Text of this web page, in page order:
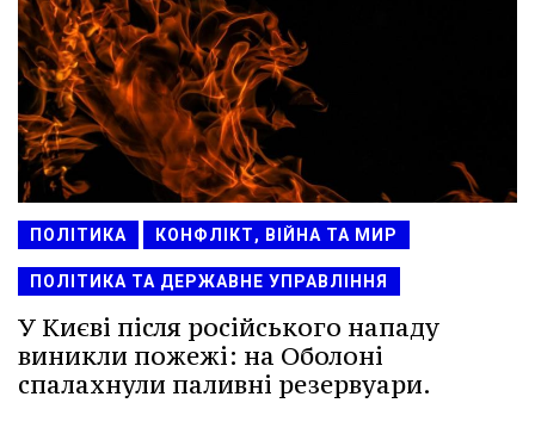
ПОЛІТИКА КОНФЛІКТ, ВІЙНА ТА МИР
ПОЛІТИКА ТА ДЕРЖАВНЕ УПРАВЛІННЯ
У Києві після російського нападу
виникли пожежі: на Оболоні
спалахнули паливні резервуари.